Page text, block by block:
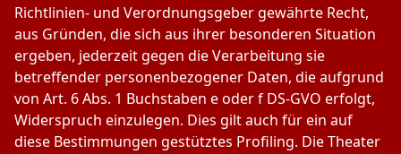
Richtlinien- und Verordnungsgeber gewährte Recht,
aus Gründen, die sich aus ihrer besonderen Situation
ergeben, jederzeit gegen die Verarbeitung sie
betreffender personenbezogener Daten, die aufgrund
von Art. 6 Abs. 1 Buchstaben e oder f DS-GVO erfolgt,
Widerspruch einzulegen. Dies gilt auch für ein auf
diese Bestimmungen gestütztes Profiling. Die Theater